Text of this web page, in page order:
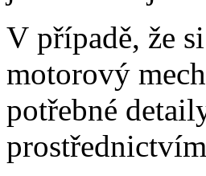
V případě, že
motorový
potřebné